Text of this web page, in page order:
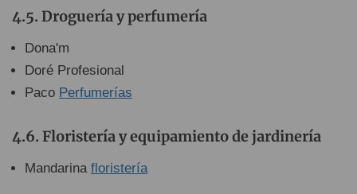
Droguería y perfumería
Dona'm
Doré Profesional
Paco Perfumerías
Floristería y equipamiento de jardinería
Mandarina floristería